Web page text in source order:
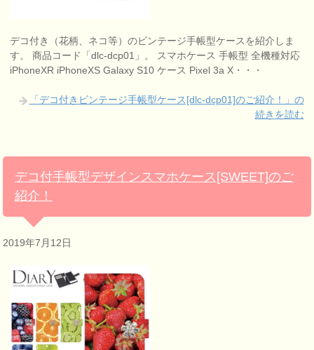
デコ付き（花柄、ネコ等）のビンテージ手帳型ケースを紹介しま
す。 商品コード「dlc-dcp01」。 スマホケース 手帳型 全機種対応
iPhoneXR iPhoneXS Galaxy S10 ケース Pixel 3a X・・・
「デコ付きビンテージ手帳型ケース[dlc-dcp01]のご紹介！」の
続きを読む
デコ付手帳型デザインスマホケース[SWEET]のご
紹介！
2019年7月12日